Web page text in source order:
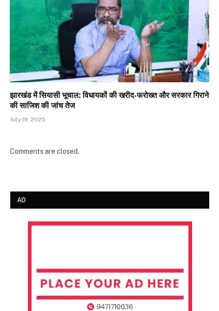
झारखंड में सियासी भूचाल: विधायकों की खरीद-फरोख्त और सरकार गिराने
की साजिश की जांच तेज
July 19, 2025
Comments are closed.
AD